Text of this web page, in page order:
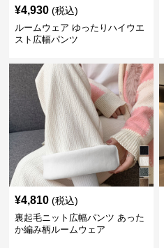
¥4,930 (税込)
ルームウェア ゆったりハイウエ
スト広幅パンツ
¥4,810 (税込)
裏起毛ニット広幅パンツ あった
か編み柄ルームウェア